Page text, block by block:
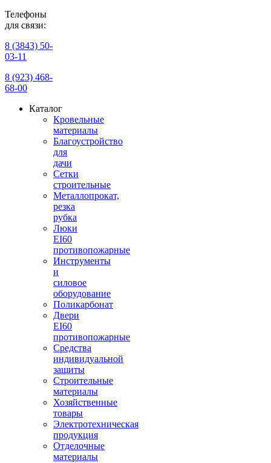
Телефоны
для связи:
8 (3843) 50-
03-11
8 (923) 468-
68-00
Каталог
Кровельные
материалы
Благоустройство
для
дачи
Сетки
строительные
Металлопрокат,
резка
рубка
Люки
EI60
противопожарные
Инструменты
и
силовое
оборудование
Поликарбонат
Двери
EI60
противопожарные
Средства
индивидуальной
защиты
Строительные
материалы
Хозяйственные
товары
Электротехническая
продукция
Отделочные
материалы